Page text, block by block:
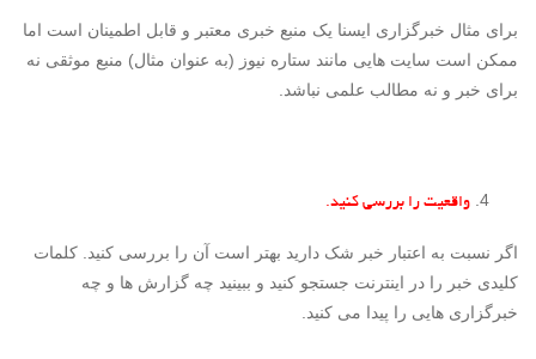
برای مثال خبرگزاری ایسنا یک منبع خبری معتبر و قابل اطمینان است اما
ممکن است سایت هایی مانند ستاره نیوز (به عنوان مثال) منبع موثقی نه
برای خبر و نه مطالب علمی نباشد.
واقعیت را بررسی کنید.
اگر نسبت به اعتبار خبر شک دارید بهتر است آن را بررسی کنید. کلمات
کلیدی خبر را در اینترنت جستجو کنید و ببینید چه گزارش ها و چه
خبرگزاری هایی را پیدا می کنید.